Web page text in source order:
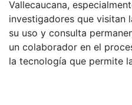
Vallecaucana,
investigadores que visitan
su uso y consulta
un colaborador en el
la tecnología que permite